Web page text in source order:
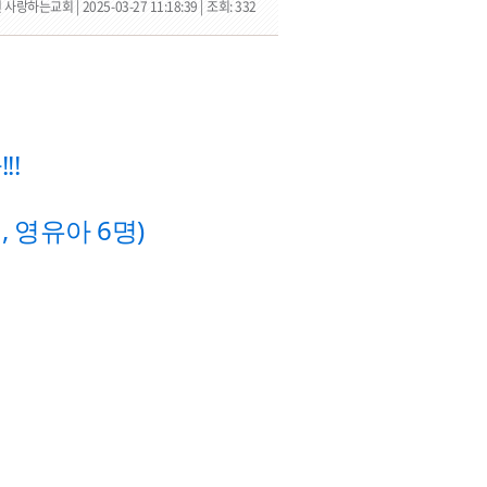
랑하는교회 | 2025-03-27 11:18:39 | 조회: 332
영유아 6명)